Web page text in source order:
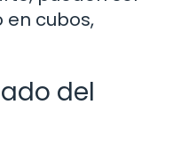
cubos,
del